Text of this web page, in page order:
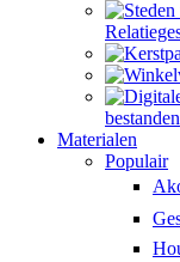
bestanden
Materialen
Populair